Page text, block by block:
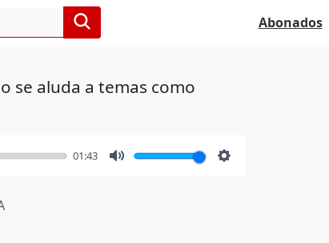
Abonados
se aluda a temas como
01:43